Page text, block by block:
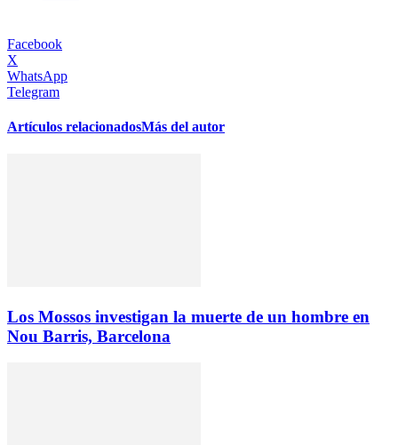
Facebook
X
WhatsApp
Telegram
Artículos relacionadosMás del autor
Los Mossos investigan la muerte de un hombre en
Nou Barris, Barcelona